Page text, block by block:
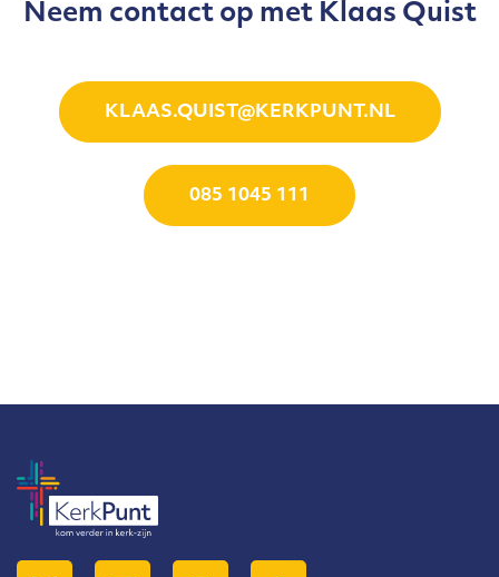
Neem contact op met Klaas Quist
KLAAS.QUIST@KERKPUNT.NL
085 1045 111